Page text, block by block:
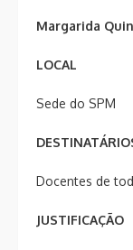
Margarida
LOCAL
Sede do SPM
Docentes de
JUSTIFICAÇÃO